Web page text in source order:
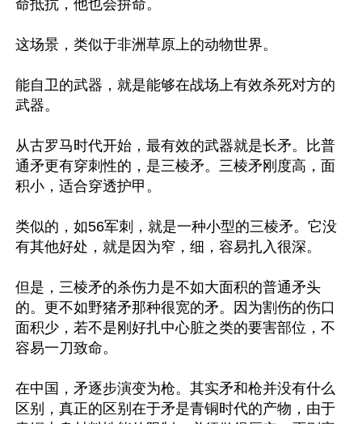
命抵抗，他也会拚命。
这场景，类似于非洲草原上的动物世界。
能自卫的武器，就是能够在战场上有效杀死对方的
武器。
从古罗马时代开始，最有效的武器就是长矛。比普
通矛更有穿刺性的，是三棱矛。三棱矛刚度高，面
积小，适合穿透护甲。
类似的，如56军刺，就是一种小型的三棱矛。它没
有其他好处，就是因为窄，细，容易扎入很深。
但是，三棱矛的杀伤力是不如大面积的普通矛头
的。更不如野猪矛那种很宽的矛。因为割伤的伤口
面积少，若不是刚好扎中心脏之类的要害部位，不
容易一刀致命。
在中国，矛逐步演变为枪。其实矛和枪并没有什么
区别，真正的区别在于矛是青铜时代的产物，由于